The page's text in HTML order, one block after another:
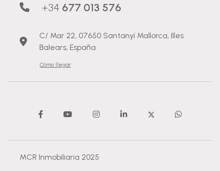
+34 677 013 576
C/ Mar 22, 07650 Santanyí Mallorca, Illes
Balears, España
Cómo llegar
MCR Inmobiliaria 2025